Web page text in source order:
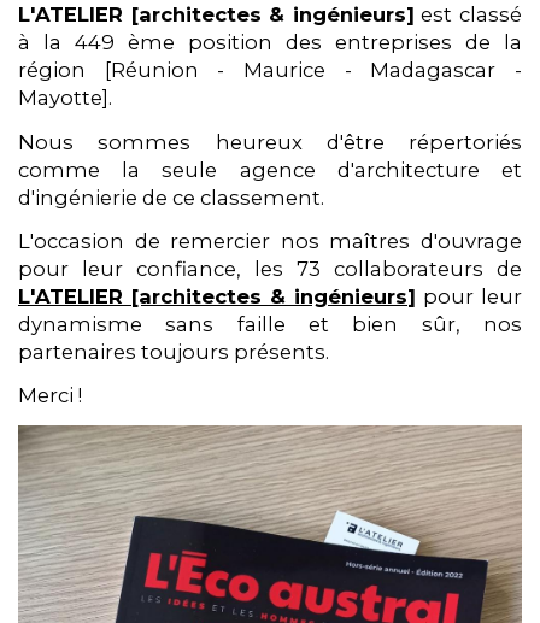
L'ATELIER [architectes & ingénieurs] est classé
à la 449 ème position des entreprises de la
région [Réunion - Maurice - Madagascar -
Mayotte].
Nous sommes heureux d'être répertoriés
comme la seule agence d'architecture et
d'ingénierie de ce classement.
L'occasion de remercier nos maîtres d'ouvrage
pour leur confiance, les 73 collaborateurs de
L'ATELIER [architectes & ingénieurs] pour leur
dynamisme sans faille et bien sûr, nos
partenaires toujours présents.
Merci !